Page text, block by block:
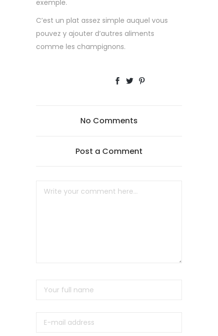
exemple.
C’est un plat assez simple auquel vous
pouvez y ajouter d’autres aliments
comme les champignons.
No Comments
Post a Comment